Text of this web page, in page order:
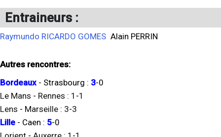
Entraineurs :
Raymundo RICARDO GOMES Alain PERRIN
Autres rencontres:
Bordeaux - Strasbourg : 3-0
Le Mans - Rennes : 1 -1
Lens - Marseille : 3-3
Lille - Caen : 5-0